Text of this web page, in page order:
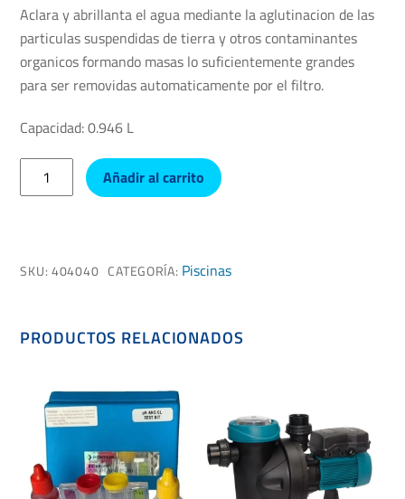
Aclara y abrillanta el agua mediante la aglutinacion de las
particulas suspendidas de tierra y otros contaminantes
organicos formando masas lo suficientemente grandes
para ser removidas automaticamente por el filtro.
Capacidad: 0.946 L
Gold&Clear
cantidad
Añadir al carrito
SKU:404040 CATEGORÍA: Piscinas
PRODUCTOS RELACIONADOS